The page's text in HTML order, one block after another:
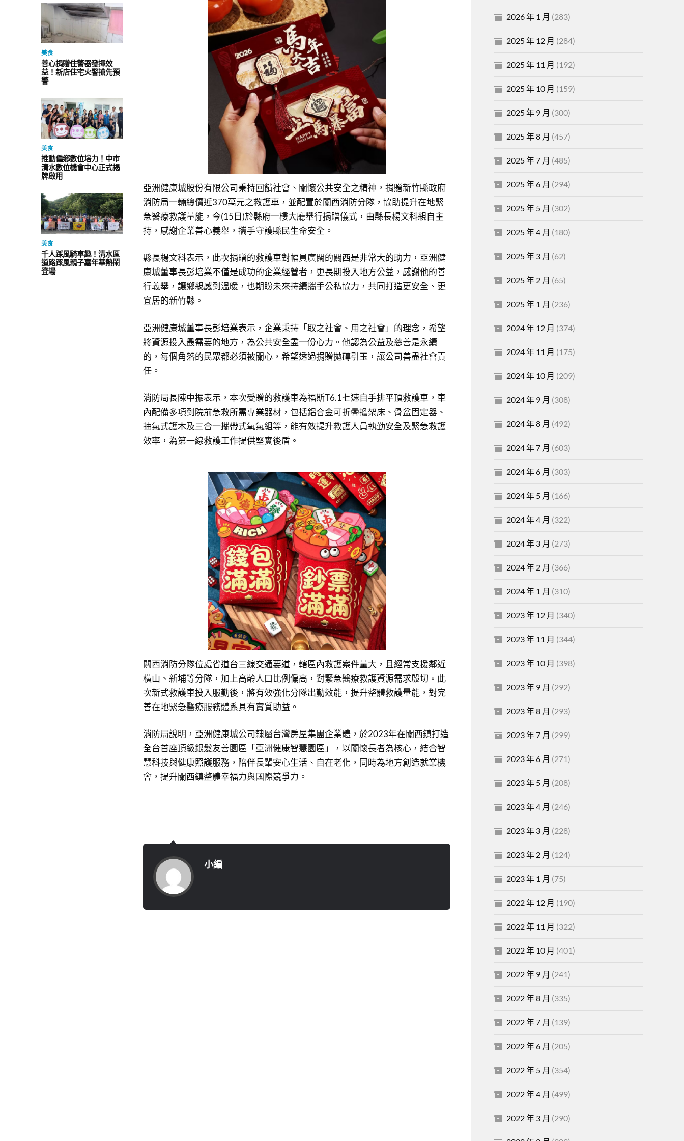
美食
善心捐贈住警器發揮效
益！新店住宅火警搶先預
警
美食
推動偏鄉數位培力！中市
清水數位機會中心正式揭
牌啟用
美食
千人踩風騎車趣！清水區
道路踩風親子嘉年華熱鬧
登場
亞洲健康城股份有限公司秉持回饋社會、關懷公共安全之精神，捐贈新竹縣政府
消防局一輛總價近370萬元之救護車，並配置於關西消防分隊，協助提升在地緊
急醫療救護量能，今(15日)於縣府一樓大廳舉行捐贈儀式，由縣長楊文科親自主
持，感謝企業善心義舉，攜手守護縣民生命安全。
縣長楊文科表示，此次捐贈的救護車對幅員廣闊的關西是非常大的助力，亞洲健
康城董事長彭培業不僅是成功的企業經營者，更長期投入地方公益，感謝他的善
行義舉，讓鄉親感到溫暖，也期盼未來持續攜手公私協力，共同打造更安全、更
宜居的新竹縣。
亞洲健康城董事長彭培業表示，企業秉持「取之社會、用之社會」的理念，希望
將資源投入最需要的地方，為公共安全盡一份心力。他認為公益及慈善是永續
的，每個角落的民眾都必須被關心，希望透過捐贈拋磚引玉，讓公司善盡社會責
任。
消防局長陳中振表示，本次受贈的救護車為福斯T6.1七速自手排平頂救護車，車
內配備多項到院前急救所需專業器材，包括鋁合金可折疊擔架床、骨盆固定器、
抽氣式護木及三合一攜帶式氧氣組等，能有效提升救護人員執勤安全及緊急救護
效率，為第一線救護工作提供堅實後盾。
關西消防分隊位處省道台三線交通要道，轄區內救護案件量大，且經常支援鄰近
橫山、新埔等分隊，加上高齡人口比例偏高，對緊急醫療救護資源需求殷切。此
次新式救護車投入服勤後，將有效強化分隊出勤效能，提升整體救護量能，對完
善在地緊急醫療服務體系具有實質助益。
消防局說明，亞洲健康城公司隸屬台灣房屋集團企業體，於2023年在關西鎮打造
全台首座頂級銀髮友善園區「亞洲健康智慧園區」，以關懷長者為核心，結合智
慧科技與健康照護服務，陪伴長輩安心生活、自在老化，同時為地方創造就業機
會，提升關西鎮整體幸福力與國際競爭力。
小編
2026 年 1 月 (283)
2025 年 12 月 (284)
2025 年 11 月 (192)
2025 年 10 月 (159)
2025 年 9 月 (300)
2025 年 8 月 (457)
2025 年 7 月 (485)
2025 年 6 月 (294)
2025 年 5 月 (302)
2025 年 4 月 (180)
2025 年 3 月 (62)
2025 年 2 月 (65)
2025 年 1 月 (236)
2024 年 12 月 (374)
2024 年 11 月 (175)
2024 年 10 月 (209)
2024 年 9 月 (308)
2024 年 8 月 (492)
2024 年 7 月 (603)
2024 年 6 月 (303)
2024 年 5 月 (166)
2024 年 4 月 (322)
2024 年 3 月 (273)
2024 年 2 月 (366)
2024 年 1 月 (310)
2023 年 12 月 (340)
2023 年 11 月 (344)
2023 年 10 月 (398)
2023 年 9 月 (292)
2023 年 8 月 (293)
2023 年 7 月 (299)
2023 年 6 月 (271)
2023 年 5 月 (208)
2023 年 4 月 (246)
2023 年 3 月 (228)
2023 年 2 月 (124)
2023 年 1 月 (75)
2022 年 12 月 (190)
2022 年 11 月 (322)
2022 年 10 月 (401)
2022 年 9 月 (241)
2022 年 8 月 (335)
2022 年 7 月 (139)
2022 年 6 月 (205)
2022 年 5 月 (354)
2022 年 4 月 (499)
2022 年 3 月 (290)